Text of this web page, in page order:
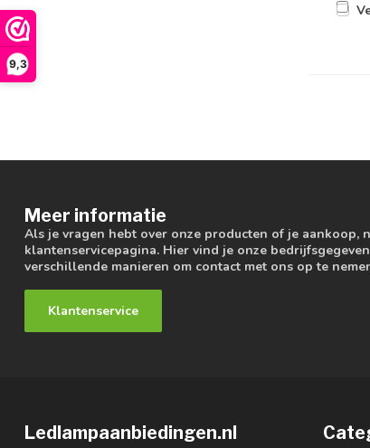
9,3
Meer informatie
Als je vragen hebt over onze producten of je aankoop,
klantenservicepagina. Hier vind je onze
verschillende manieren om contact met ons op te
Klantenservice
Ledlampaanbiedingen.nl